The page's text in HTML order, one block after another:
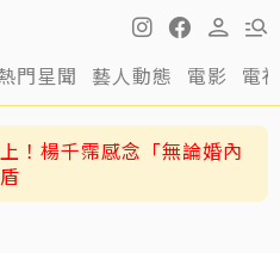
門星聞 藝人動態 電影 電
！楊千霈感念「無論婚內